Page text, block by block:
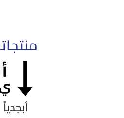
منتجاتنا
أبجدياً